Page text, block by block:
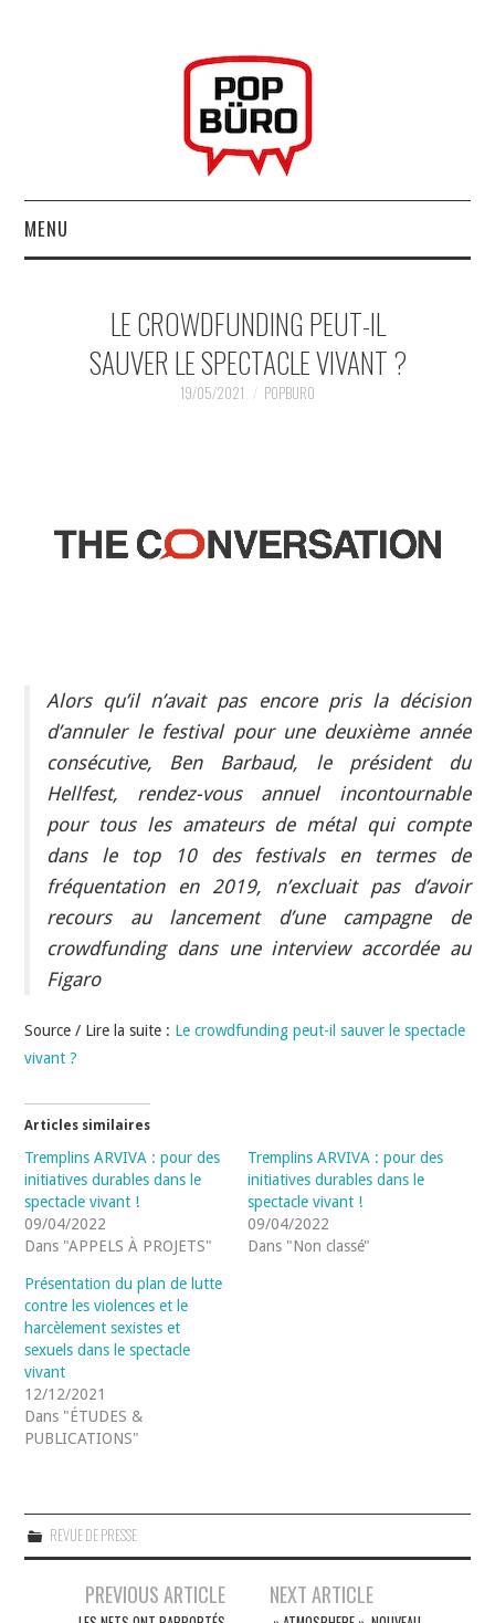
MENU
MUSIQUESACTUELLES.NET
GABBA GABBA HEY !
DOKO
LE CROWDFUNDING PEUT-IL
SAUVER LE SPECTACLE VIVANT ?
19/05/2021 POPBURO
Alors qu’il n’avait pas encore pris la décision
d’annuler le festival pour une deuxième année
consécutive, Ben Barbaud, le président du
Hellfest, rendez-vous annuel incontournable
pour tous les amateurs de métal qui compte
dans le top 10 des festivals en termes de
fréquentation en 2019, n’excluait pas d’avoir
recours au lancement d’une campagne de
crowdfunding dans une interview accordée au
Figaro
Source / Lire la suite : Le crowdfunding peut-il sauver le spectacle
vivant ?
Articles similaires
Tremplins ARVIVA : pour des
initiatives durables dans le
spectacle vivant !
09/04/2022
Dans "APPELS À PROJETS"
Tremplins ARVIVA : pour des
initiatives durables dans le
spectacle vivant !
09/04/2022
Dans "Non classé"
Présentation du plan de lutte
contre les violences et le
harcèlement sexistes et
sexuels dans le spectacle
vivant
12/12/2021
Dans "ÉTUDES &
PUBLICATIONS"
REVUE DE PRESSE
NavigationPREVIOUS ARTICLE NEXT ARTICLE